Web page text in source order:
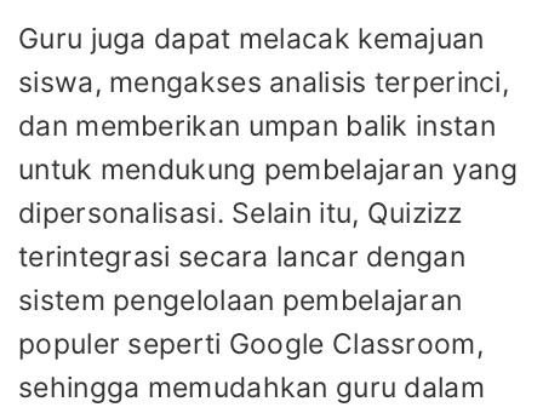
Guru juga dapat melacak kemajuan
siswa, mengakses analisis terperinci,
dan memberikan umpan balik instan
untuk mendukung pembelajaran yang
dipersonalisasi. Selain itu, Quizizz
terintegrasi secara lancar dengan
sistem pengelolaan pembelajaran
populer seperti Google Classroom,
sehingga memudahkan guru dalam